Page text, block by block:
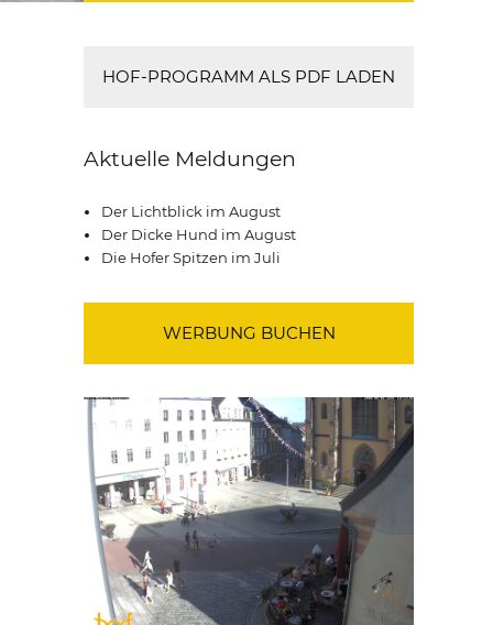
HOF-PROGRAMM ALS PDF LADEN
Aktuelle Meldungen
Der Lichtblick im August
Der Dicke Hund im August
Die Hofer Spitzen im Juli
WERBUNG BUCHEN